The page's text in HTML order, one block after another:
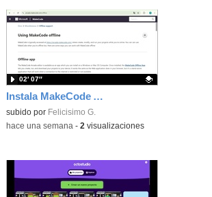
Instala MakeCode Arcade offline para programar grandes juegos sin necesidad de Internet
Contenido educativo.
subido por Felicisimo G.
02′ 07″
-hace una semana - 2 visualizaciones